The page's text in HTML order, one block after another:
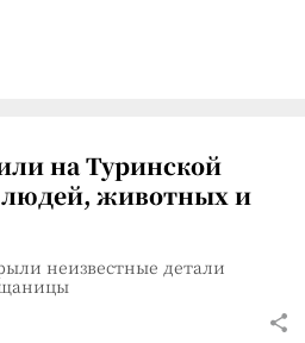
на Туринской
животных и
неизвестные детали